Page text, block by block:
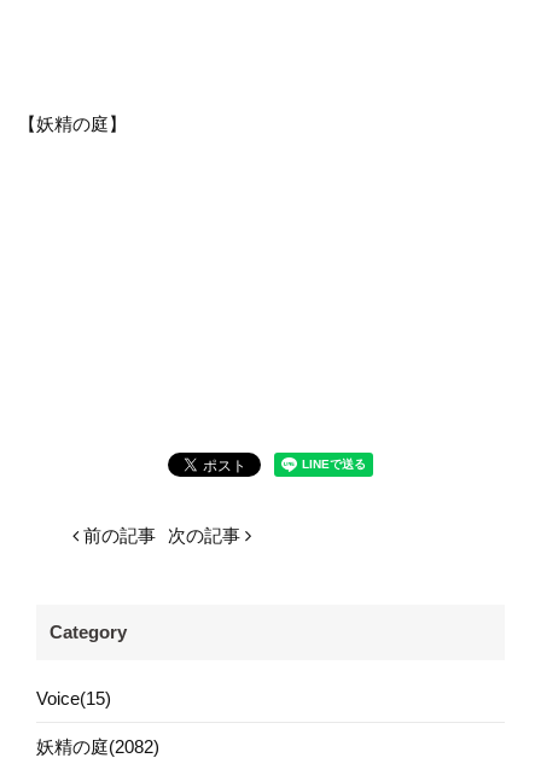
【妖精の庭】
前の記事 次の記事
Category
Voice(15)
妖精の庭(2082)